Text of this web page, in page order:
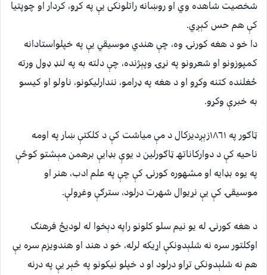
شخصيت شاهده وي او روښانه راتلونکى يې په کړو، کردار او چوپتيا
کې هم حس کېږي.
دا خو د هغه کورنۍ وه، چې هندي موسيقي يې په خپلواستادانه
کمپوزونو او شعرونو په نړۍ وپېژنده، چې دلته به په لنډ ډول ورته
ځغلنده کتنه وکړو او د هغه په ډرامو، نندارليکونو، ناولو او کيسو
به خبرې وکړو.
ټاګور په ١٨٦١زېږديزکال د مې مياشت کې د کلکتې ښار په اومه
ناحيه کې د دوارکاناتهـ ټاګورلين د يوې بډايې برهمن مېشتو کوڅې
په يوه بډايه او مشهوره کورنۍ کې چې په علم ادب، هنر او
موسيقۍ کې يې نړيوال شهرت درلود، سترګې وغړولې.
د هغه کورنۍ له يو نيم سلو کلونو راپه دېخوا له لوديځ فرهنګ
اوکلتور سره نه شلېدونکې اړيکه لرله، خو د هند او هندويزم سره يې
هم نه شلېدونکى تړاو درلود او د خپلو نيکونو په څېر يې په درنه